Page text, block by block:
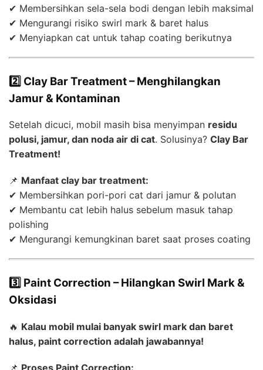
✔ Membersihkan sela-sela bodi dengan lebih maksimal
✔ Mengurangi risiko swirl mark & baret halus
✔ Menyiapkan cat untuk tahap coating berikutnya
2️⃣ Clay Bar Treatment – Menghilangkan
Jamur & Kontaminan
Setelah dicuci, mobil masih bisa menyimpan residu
polusi, jamur, dan noda air di cat. Solusinya? Clay Bar
Treatment!
📌 Manfaat clay bar treatment:
✔ Membersihkan pori-pori cat dari jamur & polutan
✔ Membantu cat lebih halus sebelum masuk tahap
polishing
✔ Mengurangi kemungkinan baret saat proses coating
3️⃣ Paint Correction – Hilangkan Swirl Mark &
Oksidasi
🔥 Kalau mobil mulai banyak swirl mark dan baret
halus, paint correction adalah jawabannya!